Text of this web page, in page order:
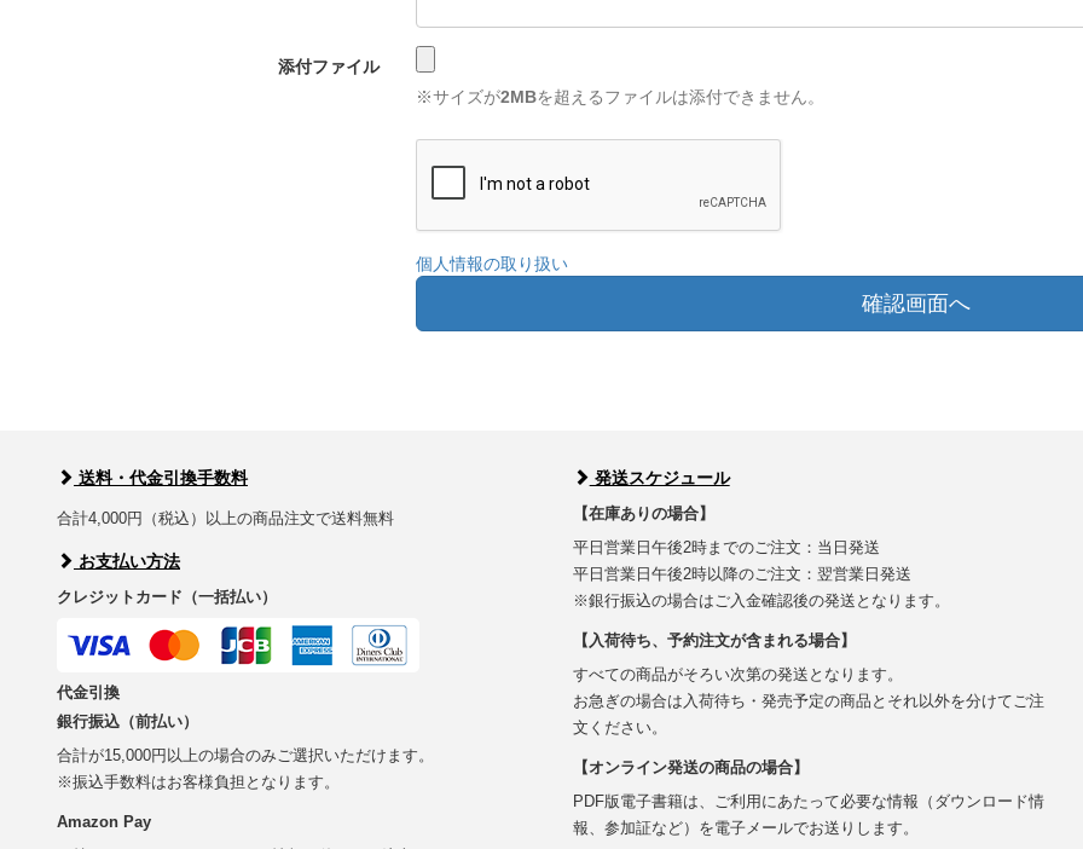
添付ファイル
※サイズが2MBを超えるファイルは添付できません。
個人情報の取り扱い
確認画面へ
送料・代金引換手数料
合計4,000円（税込）以上の商品注文で送料無料
お支払い方法
クレジットカード（一括払い）
代金引換
銀行振込（前払い）
合計が15,000円以上の場合のみご選択いただけます。
※振込手数料はお客様負担となります。
Amazon Pay
発送スケジュール
【在庫ありの場合】
平日営業日午後2時までのご注文：当日発送
平日営業日午後2時以降のご注文：翌営業日発送
※銀行振込の場合はご入金確認後の発送となります。
【入荷待ち、予約注文が含まれる場合】
すべての商品がそろい次第の発送となります。
お急ぎの場合は入荷待ち・発売予定の商品とそれ以外を分けてご注
文ください。
【オンライン発送の商品の場合】
PDF版電子書籍は、ご利用にあたって必要な情報（ダウンロード情
報、参加証など）を電子メールでお送りします。